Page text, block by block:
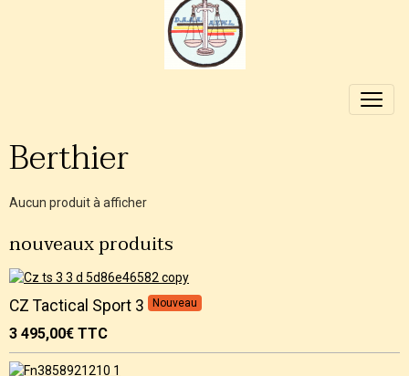
Berthier
Aucun produit à afficher
nouveaux produits
CZ Tactical Sport 3 Nouveau
3 495,00€ TTC